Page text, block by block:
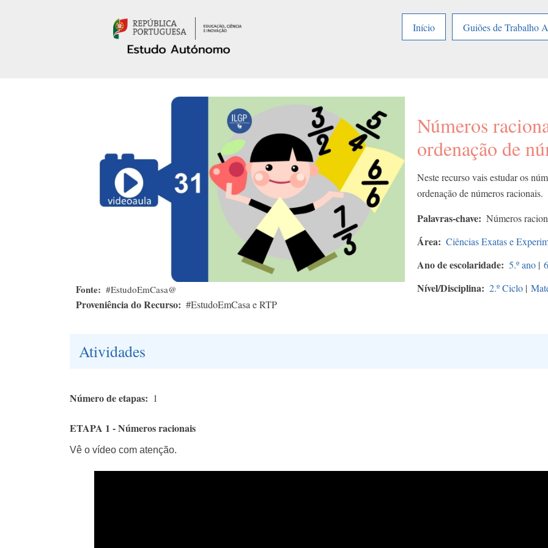
Início
Guiões de Trabalho
Fonte #EstudoEmCasa@
Proveniência do Recurso #EstudoEmCasa e RTP
Números
ordenação de
Neste recurso vais estudar os
ordenação de números racionais.
Palavras-chave Números
Área Ciências Exatas e
Ano de escolaridade 5.º ano |
Nível/Disciplina 2.º Ciclo |
Atividades
Número de etapas 1
ETAPA 1 - Números racionais
Vê o vídeo com atenção.